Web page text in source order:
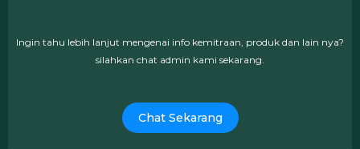
Ingin tahu lebih lanjut mengenai info kemitraan, produk dan lain nya?
silahkan chat admin kami sekarang.
Chat Sekarang